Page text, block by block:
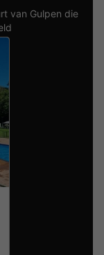
van Gulpen die